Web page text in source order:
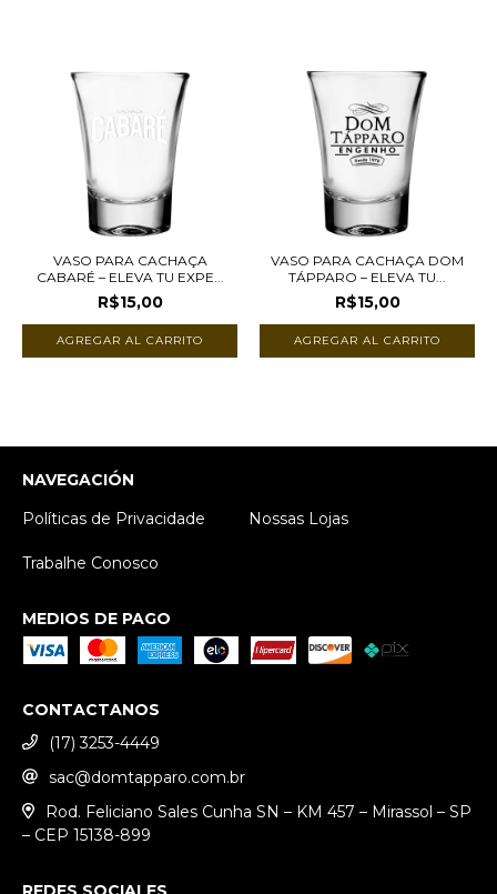
VASO PARA CACHAÇA
CABARÉ – ELEVA TU EXPE...
R$15,00
VASO PARA CACHAÇA DOM
TÁPPARO – ELEVA TU...
R$15,00
NAVEGACIÓN
Políticas de Privacidade
Nossas Lojas
Trabalhe Conosco
MEDIOS DE PAGO
CONTACTANOS
(17) 3253-4449
sac@domtapparo.com.br
Rod. Feliciano Sales Cunha SN – KM 457 – Mirassol – SP
– CEP 15138-899